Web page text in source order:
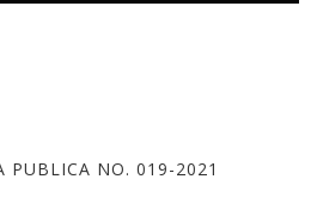
PUBLICA NO. 019-2021